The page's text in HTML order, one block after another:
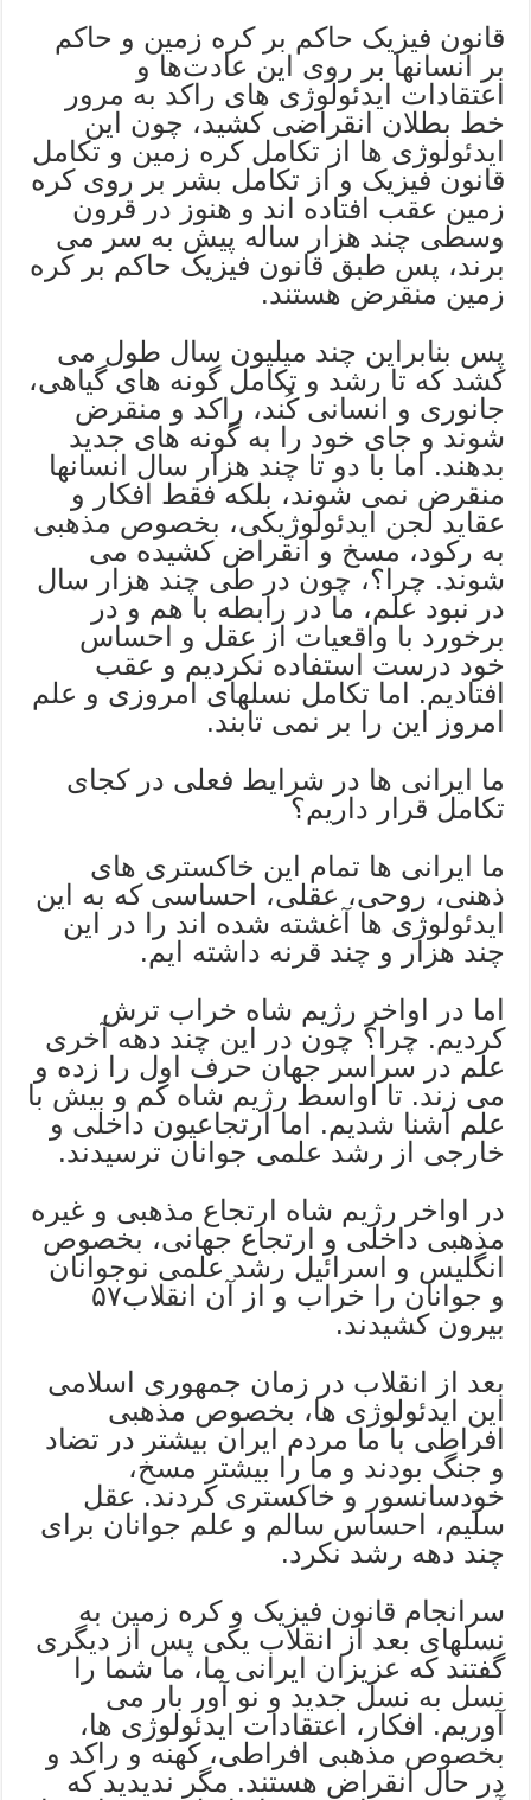
قانون فیزیک حاکم بر کره زمین و حاکم
بر انسانها بر روی این عادت‌ها و
اعتقادات ایدئولوژی های راکد به مرور
خط بطلان انقراضی کشید،‌ چون این
ایدئولوژی ها از تکامل کره زمین و تکامل
قانون فیزیک و از تکامل بشر بر روی کره
زمین عقب افتاده اند و هنوز در قرون
وسطی چند هزار ساله پیش به سر می
برند، پس طبق قانون فیزیک حاکم بر کره
زمین منقرض هستند.
پس بنابراین چند میلیون سال طول می
کشد که تا رشد و تکامل گونه های گیاهی،
جانوری و انسانی کُند، راکد و منقرض
شوند و جای خود را به گونه های جدید
بدهند. اما با دو تا چند هزار سال انسانها
منقرض نمی شوند، بلکه فقط افکار و
عقاید لجن ایدئولوژیکی، بخصوص مذهبی
به رکود، مسخ و انقراض کشیده می
شوند. چرا؟، چون در طی چند هزار سال
در نبود علم، ما در رابطه با هم و در
برخورد با واقعیات از عقل و احساس
خود درست استفاده نکردیم و عقب
افتادیم. اما تکامل نسلهای امروزی و علم
امروز این را بر نمی تابند.
ما ایرانی ها در شرایط فعلی در کجای
تکامل قرار داریم؟
ما ایرانی ها تمام این خاکستری های
ذهنی، روحی، عقلی، احساسی که به این
ایدئولوژی ها آغشته شده اند را در این
چند هزار و چند قرنه داشته ایم.
اما در اواخر رژیم شاه خراب ترش
کردیم. چرا؟ چون در این چند دهه آخری
علم‌ در سراسر جهان حرف اول را زده و
می زند. تا اواسط رژیم شاه کم و بیش با
علم آشنا شدیم. اما ارتجاعیون داخلی و
خارجی از رشد علمی جوانان ترسیدند.
در اواخر رژیم شاه ارتجاع مذهبی و غیره
مذهبی داخلی و ارتجاع جهانی، بخصوص
انگلیس و اسرائیل رشد علمی نوجوانان
و جوانان را خراب و از آن انقلاب۵۷
بیرون کشیدند.
بعد از انقلاب در زمان جمهوری اسلامی
این ایدئولوژی ها، بخصوص مذهبی
افراطی با ما مردم ایران بیشتر در تضاد
و جنگ بودند و ما را بیشتر مسخ،
خودسانسور و خاکستری کردند. عقل
سلیم، احساس سالم و علم جوانان برای
چند دهه رشد نکرد.
سرانجام قانون فیزیک و کره زمین به
نسلهای بعد از انقلاب یکی پس از دیگری
گفتند که عزیزان ایرانی ما، ما شما را
نسل به نسل جدید و نو آور بار می
آوریم. افکار، اعتقادات ایدئولوژی ها،
بخصوص مذهبی افراطی، کهنه و راکد و
در حال انقراض هستند. مگر ندیدید که